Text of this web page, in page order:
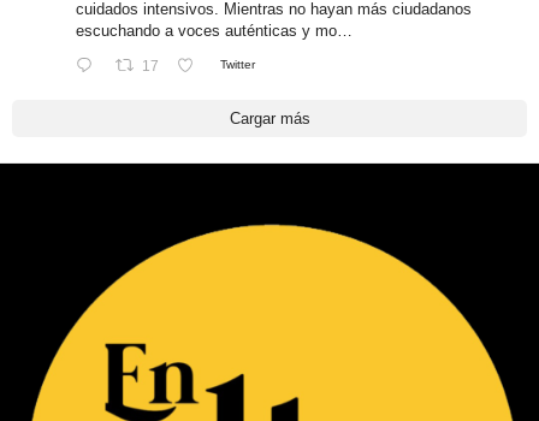
cuidados intensivos. Mientras no hayan más ciudadanos
escuchando a voces auténticas y mo…
17 Twitter
Cargar más